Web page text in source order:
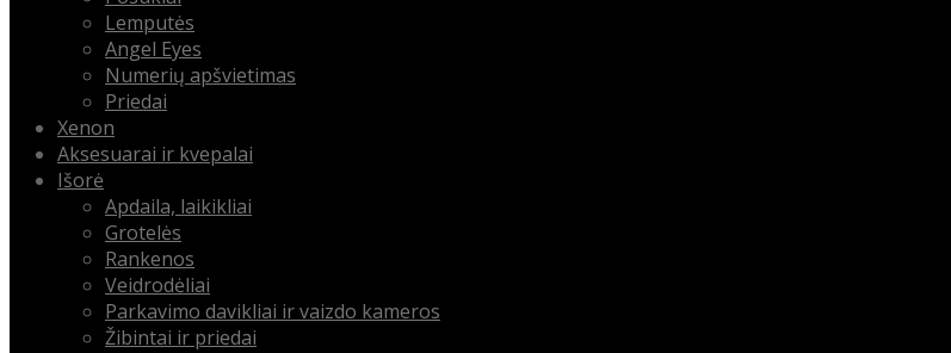
Lemputės
Angel Eyes
Numerių apšvietimas
Priedai
Xenon
Aksesuarai ir kvepalai
Išorė
Apdaila, laikikliai
Grotelės
Rankenos
Veidrodėliai
Parkavimo davikliai ir vaizdo kameros
Žibintai ir priedai